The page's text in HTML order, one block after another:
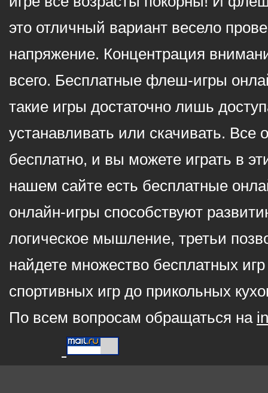
это отличный вариант весело
напряжение. Концентрация
всего. Бесплатные флеш-игры
такие игры достаточно лишь
устанавливать или скачивать.
бесплатно, и вы можете играть в
нашем сайте есть бесплатные
онлайн-игры способствуют
логическое мышление, третьи
найдете множество бесплатных
спортивных игр до прикольных
По всем вопросам обращаться на